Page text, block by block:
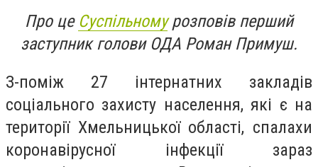
Про це Суспільномурозповів перший
заступник голови ОДА Роман Примуш.
З-поміж 27 інтернатних закладів
соціального захисту населення, які є на
території Хмельницької області, спалахи
коронавірусної інфекції зараз